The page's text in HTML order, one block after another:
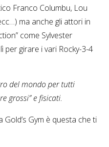
Franco Columbu, Lou
ma anche gli attori in
come Sylvester
per girare i vari Rocky-3-4
del mondo per tutti
grossi” e fisicati.
Gold’s Gym è questa che ti